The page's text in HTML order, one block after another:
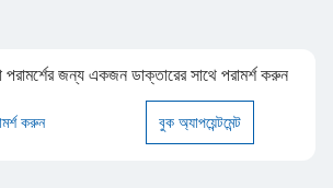
পরামর্শের জন্য একজন ডাক্তারের সাথে পরামর্শ করুন
করুন বুক অ্যাপয়েন্টমেন্ট